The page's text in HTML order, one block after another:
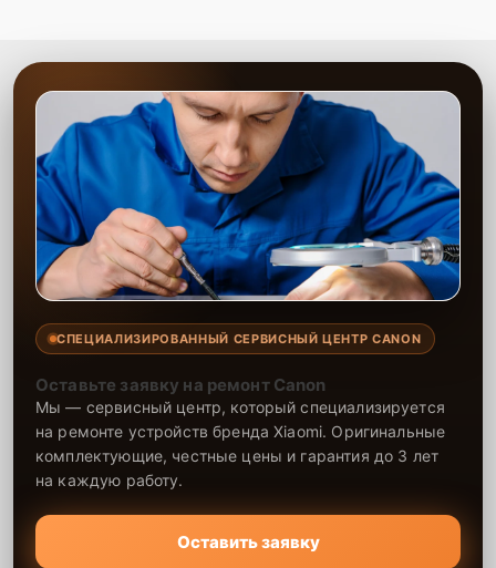
СПЕЦИАЛИЗИРОВАННЫЙ СЕРВИСНЫЙ ЦЕНТР CANON
Оставьте заявку на ремонт Canon
Мы — сервисный центр, который специализируется
на ремонте устройств бренда Xiaomi. Оригинальные
комплектующие, честные цены и гарантия до 3 лет
на каждую работу.
Оставить заявку